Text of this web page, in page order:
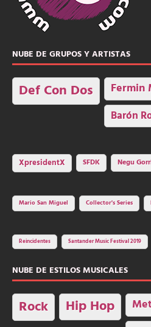
NUBE DE GRUPOS Y ARTISTAS
Def Con Dos Fermin
Barón
XpresidentX SFDK Negu
Mario San Miguel
Collector's Series
Reincidentes Santander Music Festival 2019
NUBE DE ESTILOS MUSICALES
Rock Hip Hop